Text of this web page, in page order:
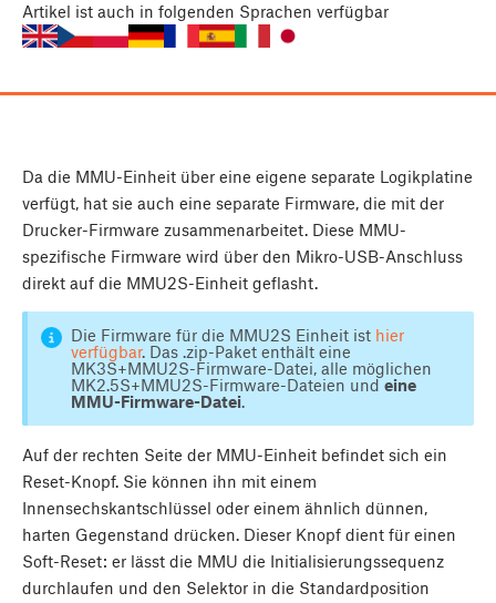
Artikel ist auch in folgenden Sprachen verfügbar
Da die MMU-Einheit über eine eigene separate Logikplatine
verfügt, hat sie auch eine separate Firmware, die mit der
Drucker-Firmware zusammenarbeitet. Diese MMU-
spezifische Firmware wird über den Mikro-USB-Anschluss
direkt auf die MMU2S-Einheit geflasht.
Die Firmware für die MMU2S Einheit ist hier
verfügbar. Das .zip-Paket enthält eine
MK3S+MMU2S-Firmware-Datei, alle möglichen
MK2.5S+MMU2S-Firmware-Dateien undeine
MMU-Firmware-Datei.
Auf der rechten Seite der MMU-Einheit befindet sich ein
Reset-Knopf. Sie können ihn mit einem
Innensechskantschlüssel oder einem ähnlich dünnen,
harten Gegenstand drücken. Dieser Knopf dient für einen
Soft-Reset: er lässt die MMU die Initialisierungssequenz
durchlaufen und den Selektor in die Standardposition